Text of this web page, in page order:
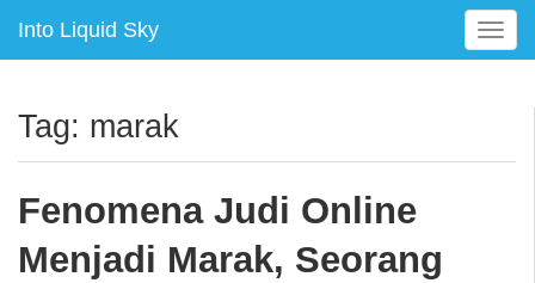
Into Liquid Sky
T
o
e
Tag: marak
Fenomena Judi Online
Menjadi Marak, Seorang